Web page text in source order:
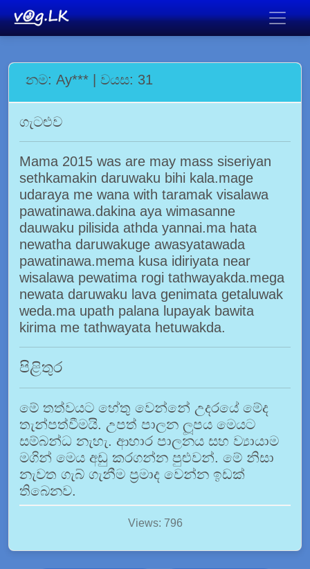
නම: Ay*** | වයස: 31
ගැටළුව
Mama 2015 was are may mass siseriyan
sethkamakin daruwaku bihi kala.mage
udaraya me wana with taramak visalawa
pawatinawa.dakina aya wimasanne
dauwaku pilisida athda yannai.ma hata
newatha daruwakuge awasyatawada
pawatinawa.mema kusa idiriyata near
wisalawa pewatima rogi tathwayakda.mega
newata daruwaku lava genimata getaluwak
weda.ma upath palana lupayak bawita
kirima me tathwayata hetuwakda.
පිළිතුර
මේ තත්වයට හේතු වෙන්නේ උදරයේ මේද
තැන්පත්වීමයි. උපත් පාලන ලූපය මෙයට
සම්බන්ධ නැහැ. ආහාර පාලනය සහ ව්‍යායාම
මගින් මෙය අඩු කරගන්න පුළුවන්. මේ නිසා
නැවත ගැබ් ගැනීම ප්‍රමාද වෙන්න ඉඩක්
තිබෙනව.
Views: 796